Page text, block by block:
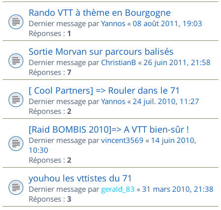
Rando VTT à thème en Bourgogne
Dernier message par Yannos « 08 août 2011, 19:03
Réponses : 1
Sortie Morvan sur parcours balisés
Dernier message par ChristianB « 26 juin 2011, 21:58
Réponses : 7
[ Cool Partners] => Rouler dans le 71
Dernier message par Yannos « 24 juil. 2010, 11:27
Réponses : 2
[Raid BOMBIS 2010]=> A VTT bien-sûr !
Dernier message par vincent3569 « 14 juin 2010,
10:30
Réponses : 2
youhou les vttistes du 71
Dernier message par gerald_83 « 31 mars 2010, 21:38
Réponses : 3